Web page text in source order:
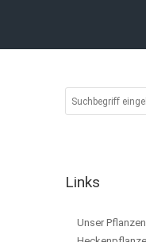
Links
Unser